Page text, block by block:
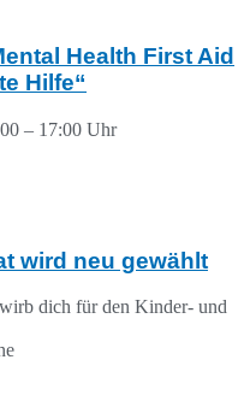
Health First Aid
Hilfe“
– 17:00 Uhr
wird neu gewählt
dich für den Kinder- und